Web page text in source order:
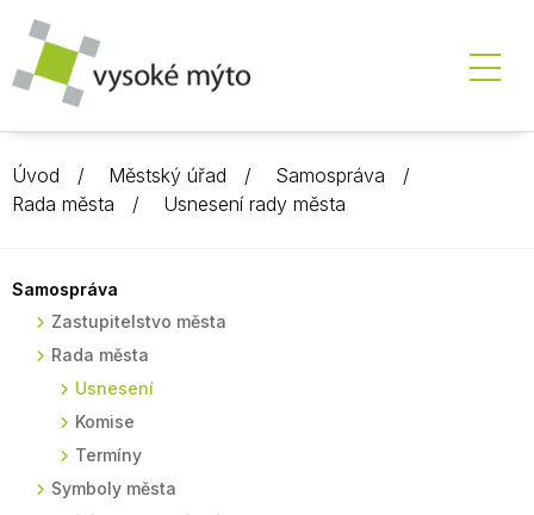
Úvod Městský úřad
Samospráva
Rada města
Usnesení rady města
Samospráva
Zastupitelstvo města
Rada města
Usnesení
Komise
Termíny
Symboly města